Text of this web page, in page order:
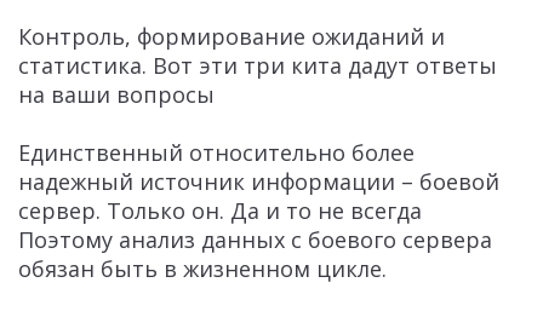
Контроль, формирование ожиданий и
статистика. Вот эти три кита дадут ответы
на ваши вопросы
Единственный относительно более
надежный источник информации – боевой
сервер. Только он. Да и то не всегда
Поэтому анализ данных с боевого сервера
обязан быть в жизненном цикле.